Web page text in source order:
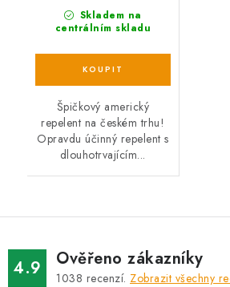
Skladem na
centrálním skladu
Špičkový americký
repelent na českém trhu!
Opravdu účinný repelent s
dlouhotrvajícím...
4.9 Ověřeno zákazníky
1038 recenzí. Zobrazit všechny